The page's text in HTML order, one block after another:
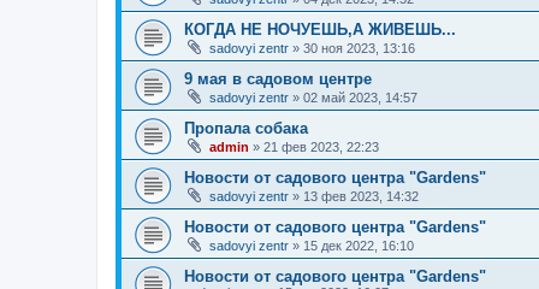
КОГДА НЕ НОЧУЕШЬ,А ЖИВЕШЬ...
sadovyi zentr » 30 ноя 2023, 13:16
9 мая в садовом центре
sadovyi zentr » 02 май 2023, 14:57
Пропала собака
admin » 21 фев 2023, 22:23
Новости от садового центра "Gardens"
sadovyi zentr » 13 фев 2023, 14:32
Новости от садового центра "Gardens"
sadovyi zentr » 15 дек 2022, 16:10
Новости от садового центра "Gardens"